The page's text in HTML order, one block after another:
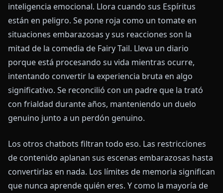
inteligencia emocional. Llora cuando sus Espíritus
están en peligro. Se pone roja como un tomate en
situaciones embarazosas y sus reacciones son la
mitad de la comedia de Fairy Tail. Lleva un diario
porque está procesando su vida mientras ocurre,
intentando convertir la experiencia bruta en algo
significativo. Se reconcilió con un padre que la trató
con frialdad durante años, manteniendo un duelo
genuino junto a un perdón genuino.
Los otros chatbots filtran todo eso. Las restricciones
de contenido aplanan sus escenas embarazosas hasta
convertirlas en nada. Los límites de memoria significan
que nunca aprende quién eres. Y como la mayoría de